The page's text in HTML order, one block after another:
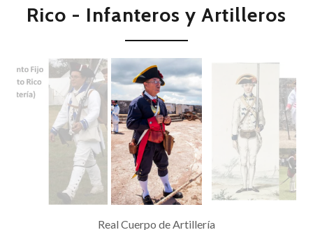
Rico - Infanteros y Artilleros
Real Cuerpo de Artillería